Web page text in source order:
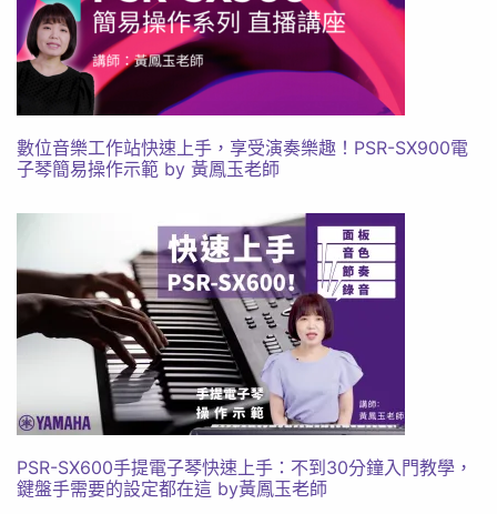
數位音樂工作站快速上手，享受演奏樂趣！PSR-SX900電
子琴簡易操作示範 by 黃鳳玉老師
PSR-SX600手提電子琴快速上手：不到30分鐘入門教學，
鍵盤手需要的設定都在這 by黃鳳玉老師